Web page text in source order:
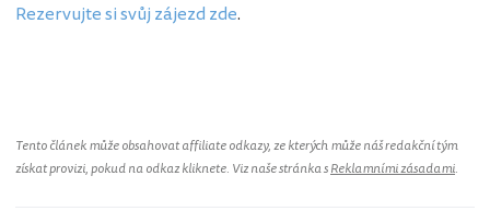
Rezervujte si svůj zájezd zde.
Tento článek může obsahovat affiliate odkazy, ze kterých může náš redakční tým
získat provizi, pokud na odkaz kliknete. Viz naše stránka sReklamními zásadami.